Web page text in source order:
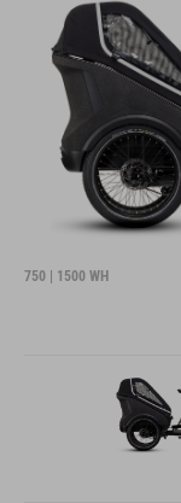
750 | 1500 WH